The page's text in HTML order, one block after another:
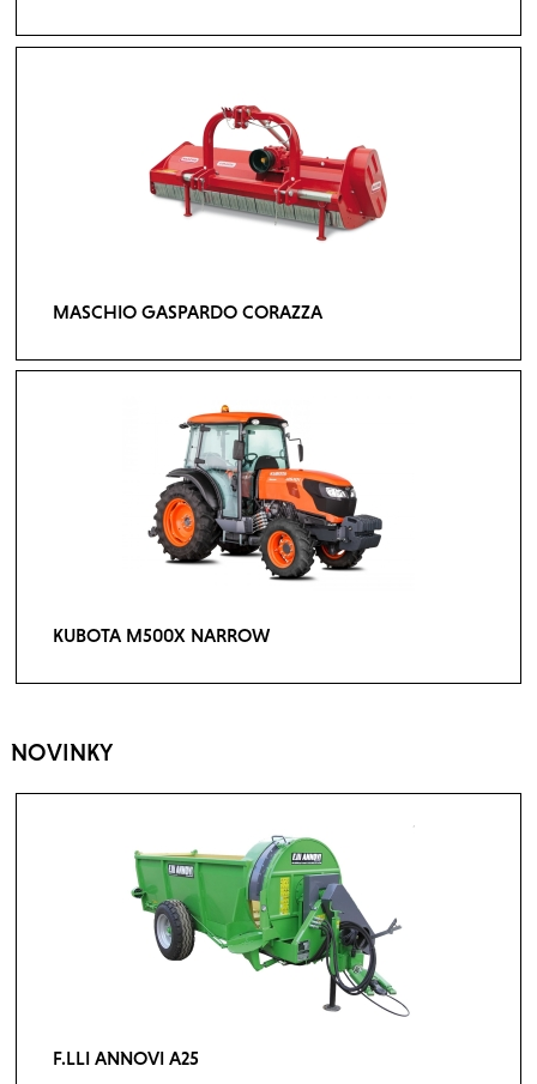
MASCHIO GASPARDO CORAZZA
KUBOTA M500X NARROW
NOVINKY
F.LLI ANNOVI A25